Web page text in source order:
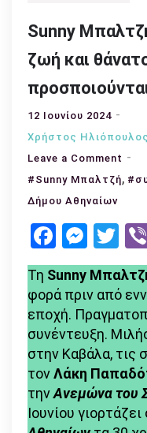
Sunny
ζωή και
12 Ιουνίου 2024
Χρήστος
Leave a Comment on
και
ζωή
και
το
ένα
το
#Sunny Μπαλτζή,
Δήμου Αθηναίων
Facebook
Τη Sunny
φορά πριν από
εποχή.
συνέντευξη.
στην Καβάλα, τις
τονΛάκη
τηνΑνεμώνα του
Ιουνίου γιορτάζει